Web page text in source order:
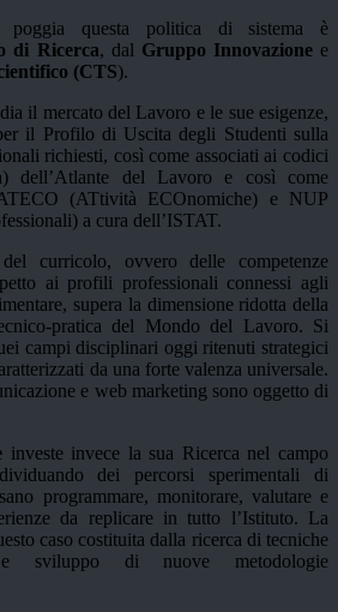
poggia questa politica di sistema è
di Ricerca, dal Gruppo Innovazionee
(CTS).
il mercato del Lavoro e le sue esigenze,
il Profilo di Uscita degli Studenti sulla
richiesti, così come associati ai codici
dell’Atlante del Lavoro e così come
(ATtività ECOnomiche) e NUP
a cura dell’ISTAT.
del curricolo, ovvero delle competenze
ai profili professionali connessi agli
supera la dimensione ridotta della
pratica del Mondo del Lavoro. Si
campi disciplinari oggi ritenuti strategici
da una forte valenza universale.
e web marketing sono oggetto di
investe invece la sua Ricerca nel campo
dei percorsi sperimentali di
programmare, monitorare, valutare e
da replicare in tutto l’Istituto. La
caso costituita dalla ricerca di tecniche
e sviluppo di nuove metodologie